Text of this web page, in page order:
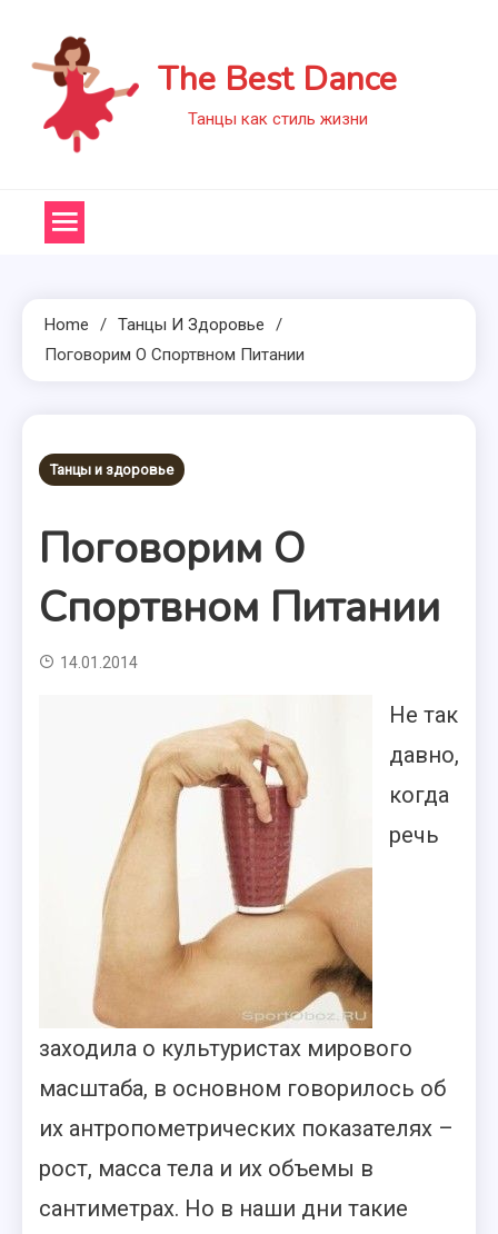
content
The Best Dance
Танцы как стиль жизни
Home
Танцы И Здоровье
Поговорим О Спортвном Питании
Танцы и здоровье
Поговорим О
Спортвном Питании
14.01.2014
Не так
давно,
когда
речь
заходила о культуристах мирового
масштаба, в основном говорилось об
их антропометрических показателях –
рост, масса тела и их объемы в
сантиметрах. Но в наши дни такие